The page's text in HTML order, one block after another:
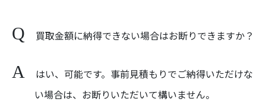
買取金額に納得できない場合はお断りできますか？
はい、可能です。事前見積もりでご納得いただけな
い場合は、お断りいただいて構いません。